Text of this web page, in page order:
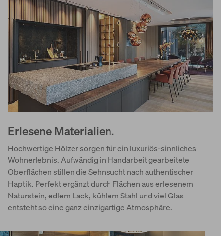
Erlesene Materialien.
Hochwertige Hölzer sorgen für ein luxuriös-sinnliches
Wohnerlebnis. Aufwändig in Handarbeit gearbeitete
Oberflächen stillen die Sehnsucht nach authentischer
Haptik. Perfekt ergänzt durch Flächen aus erlesenem
Naturstein, edlem Lack, kühlem Stahl und viel Glas
entsteht so eine ganz einzigartige Atmosphäre.